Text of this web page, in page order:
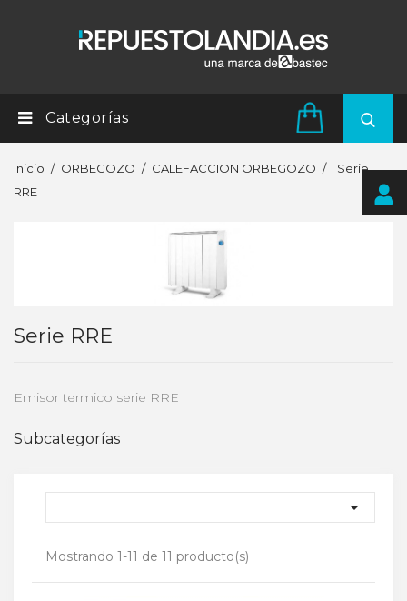
Categorías
Inicio ORBEGOZO CALEFACCION ORBEGOZO
Serie
RRE
Serie RRE
Emisor termico serie RRE
Subcategorías

Mostrando 1-11 de 11 producto(s)